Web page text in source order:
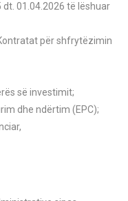
dt. 01.04.2026 të lëshuar
për shfrytëzimin
së investimit;
dhe ndërtim (EPC);